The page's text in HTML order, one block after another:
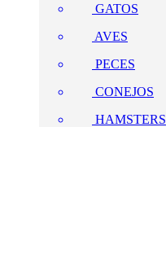
GATOS
AVES
PECES
CONEJOS
HAMSTERS